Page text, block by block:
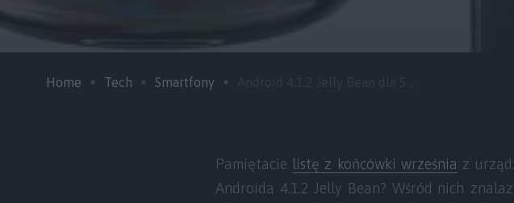
Home Tech Smartfony
Pamiętacie listę z końcówki września z
Androida 4.1.2 Jelly Bean? Wśród nich